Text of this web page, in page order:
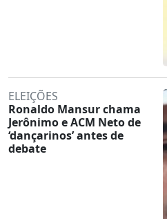
ELEIÇÕES
Ronaldo Mansur chama
Jerônimo e ACM Neto de
‘dançarinos’ antes de
debate